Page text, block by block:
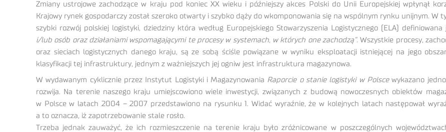
Zmiany ustrojowe zachodzące w kraju pod koniec XX wieku i późniejszy akces Polski do Unii Europejskiej wpłynął
Krajowy rynek gospodarczy został szeroko otwarty i szybko dąży do wkomponowania się na wspólnym rynku unijnym. W
szybki rozwój polskiej logistyki, dziedziny która według Europejskiego Stowarzyszenia Logistycznego (ELA) definiowana
i/lub osób oraz działaniami wspomagającymi te procesy w systemach, w których one zachodzą”. Wszystkie procesy,
oraz sieciach logistycznych danego kraju, są ze sobą ściśle powiązane w wyniku eksploatacji istniejącej na jego
klasyfikacji tej infrastruktury, jednym z ważniejszych jej ogniw jest infrastruktura magazynowa.
W wydawanym cyklicznie przez Instytut Logistyki i Magazynowania Raporcie o stanie logistyki w Polscewykazano
rozwija. Na terenie naszego kraju umiejscowiono wiele inwestycji, związanych z budową nowoczesnych obiektów
w Polsce w latach 2004 – 2007 przedstawiono na rysunku 1. Widać wyraźnie, że w kolejnych latach następował
a to oznacza, iż zapotrzebowanie stale rosło.
Trzeba jednak zauważyć, że ich rozmieszczenie na terenie kraju było zróżnicowane w poszczególnych